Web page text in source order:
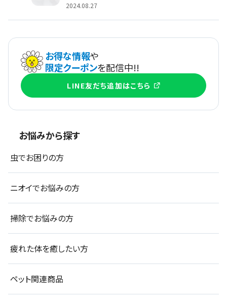
2024.08.27
お得な情報や
限定クーポンを配信中!!
LINE友だち追加はこちら
お悩みから探す
虫でお困りの方
ニオイでお悩みの方
掃除でお悩みの方
疲れた体を癒したい方
ペット関連商品